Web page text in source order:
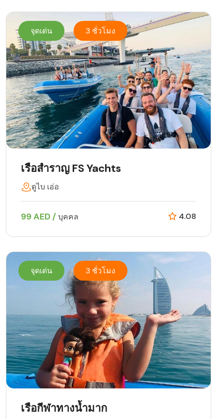
จุดเด่น 3 ชั่วโมง
เรือสำราญ FS Yachts
ดูไบ เอ่อ
99 AED / บุคคล 4.08
จุดเด่น 3 ชั่วโมง
เรือกีฬาทางน้ำมาก